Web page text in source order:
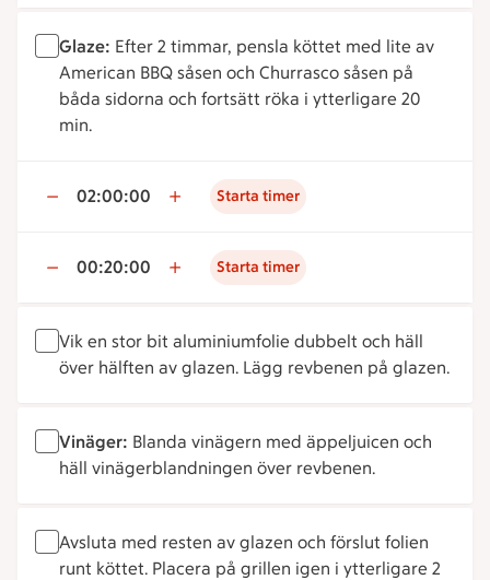
Glaze: Efter 2 timmar, pensla köttet med lite av
American BBQ såsen och Churrasco såsen på
båda sidorna och fortsätt röka i ytterligare 20
min.
02:00:00 Starta timer
00:20:00 Starta timer
Vik en stor bit aluminiumfolie dubbelt och häll
över hälften av glazen. Lägg revbenen på glazen.
Vinäger: Blanda vinägern med äppeljuicen och
häll vinägerblandningen över revbenen.
Avsluta med resten av glazen och förslut folien
runt köttet. Placera på grillen igen i ytterligare 2